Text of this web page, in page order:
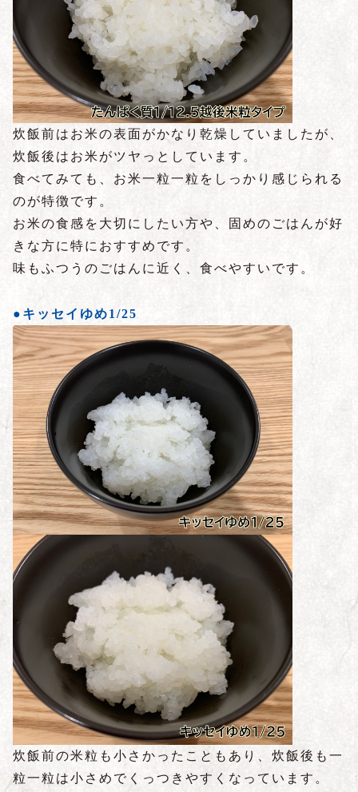
炊飯前はお米の表面がかなり乾燥していましたが、
炊飯後はお米がツヤっとしています。
食べてみても、お米一粒一粒をしっかり感じられる
のが特徴です。
お米の食感を大切にしたい方や、固めのごはんが好
きな方に特におすすめです。
味もふつうのごはんに近く、食べやすいです。
●キッセイゆめ1/25
炊飯前の米粒も小さかったこともあり、炊飯後も一
粒一粒は小さめでくっつきやすくなっています。